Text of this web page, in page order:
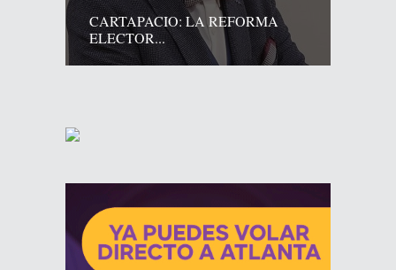
CARTAPACIO: LA REFORMA
ELECTOR...